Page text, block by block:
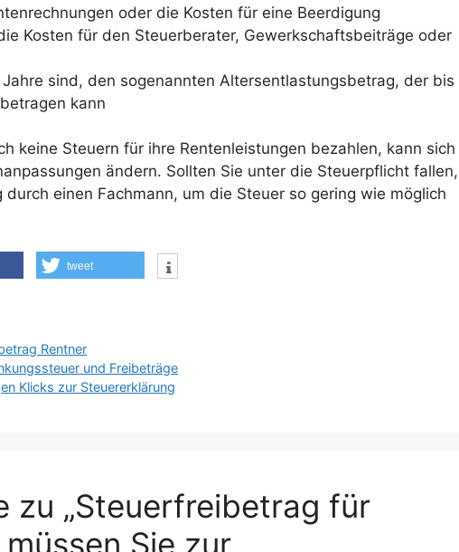
oder die Kosten für eine Beerdigung
Kosten für den Steuerberater, Gewerkschaftsbeiträge oder
sind, den sogenannten Altersentlastungsbetrag, der bis
kann
keine Steuern für ihre Rentenleistungen bezahlen, kann sich
ändern. Sollten Sie unter die Steuerpflicht fallen,
einen Fachmann, um die Steuer so gering wie möglich
tweet
Rentner
und Freibeträge
Klicks zur Steuererklärung
zu „Steuerfreibetrag für
Sie zur